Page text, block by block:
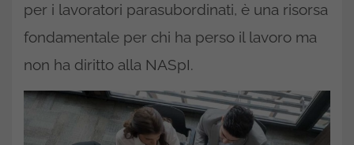
per i lavoratori parasubordinati, è una risorsa
fondamentale per chi ha perso il lavoro ma
non ha diritto alla NASpI.